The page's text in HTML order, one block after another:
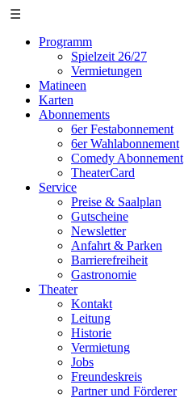
☰
Programm
Spielzeit 26/27
Vermietungen
Matineen
Karten
Abonnements
6er Festabonnement
6er Wahlabonnement
Comedy Abonnement
TheaterCard
Service
Preise & Saalplan
Gutscheine
Newsletter
Anfahrt & Parken
Barrierefreiheit
Gastronomie
Theater
Kontakt
Leitung
Historie
Vermietung
Jobs
Freundeskreis
Partner und Förderer